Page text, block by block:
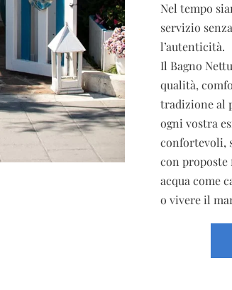
Nel tempo
servizio
l’autenticità.
Il Bagno
qualità,
tradizione al
ogni vostra
confortevoli,
con proposte
acqua come
o vivere il